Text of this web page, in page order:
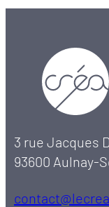
3 rue Jacques
93600 Aulnay-